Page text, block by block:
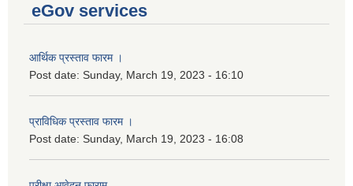
eGov services
आर्थिक प्रस्ताव फारम ।
Post date: Sunday, March 19, 2023 - 16:10
प्राविधिक प्रस्ताव फारम ।
Post date: Sunday, March 19, 2023 - 16:08